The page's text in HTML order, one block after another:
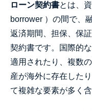
ローン契約書とは、
borrower ）の間で、
返済期間、担保、保
契約書です。国際的
適用されたり、複数
産が海外に存在した
て複雑な要素が多く含